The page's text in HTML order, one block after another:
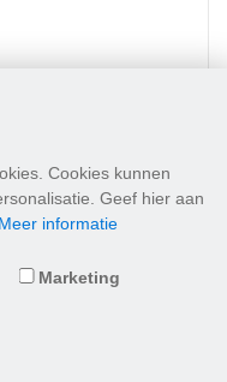
Cookies kunnen
Geef hier aan
Meer informatie
Marketing